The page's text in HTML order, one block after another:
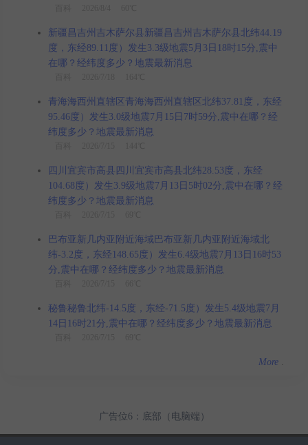
新疆昌吉州吉木萨尔县新疆昌吉州吉木萨尔县北纬44.19
度，东经89.11度）发生3.3级地震5月3日18时15分,震中
在哪？经纬度多少？地震最新消息
青海海西州直辖区青海海西州直辖区北纬37.81度，东经
95.46度）发生3.0级地震7月15日7时59分,震中在哪？经
纬度多少？地震最新消息
四川宜宾市高县四川宜宾市高县北纬28.53度，东经
104.68度）发生3.9级地震7月13日5时02分,震中在哪？经
纬度多少？地震最新消息
巴布亚新几内亚附近海域巴布亚新几内亚附近海域北
纬-3.2度，东经148.65度）发生6.4级地震7月13日16时53
分,震中在哪？经纬度多少？地震最新消息
秘鲁秘鲁北纬-14.5度，东经-71.5度）发生5.4级地震7月
14日16时21分,震中在哪？经纬度多少？地震最新消息
More
广告位6：底部（电脑端）